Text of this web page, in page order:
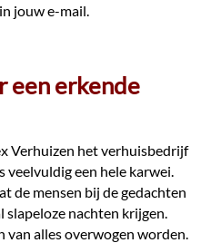
in jouw e-mail.
een erkende
Verhuizen het verhuisbedrijf
een hele karwei.
de mensen bij de gedachten
nachten krijgen.
van alles overwogen worden.